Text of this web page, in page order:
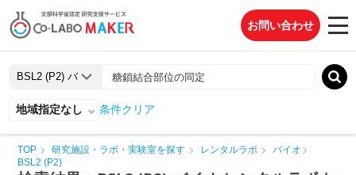
お問い合わせ
地域指定なし 条件クリア
TOP 研究施設・ラボ・実験室を探す レンタルラボ
バイオ
BSL2 (P2)